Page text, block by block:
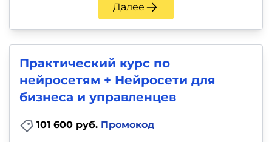
Далее
Практический курс по
нейросетям + Нейросети для
бизнеса и управленцев
101 600 руб. Промокод